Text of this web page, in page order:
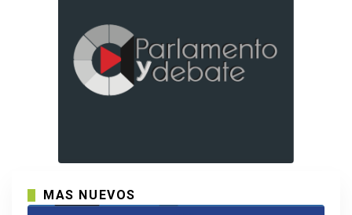
MAS NUEVOS